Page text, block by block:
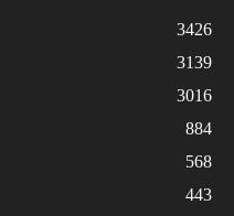
3426
3139
3016
884
568
443